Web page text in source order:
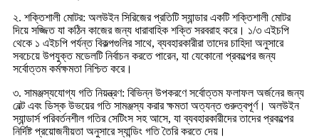
২. শক্তিশালী মোটর: অলউইন সিরিজের প্রতিটি স্যান্ডার একটি শক্তিশালী মোটর
দিয়ে সজ্জিত যা কঠিন কাজের জন্য ধারাবাহিক শক্তি সরবরাহ করে। ১/৩ এইচপি
থেকে ১ এইচপি পর্যন্ত বিকল্পগুলির সাথে, ব্যবহারকারীরা তাদের চাহিদা অনুসারে
সবচেয়ে উপযুক্ত মডেলটি নির্বাচন করতে পারেন, যা যেকোনো প্রকল্পের জন্য
সর্বোত্তম কর্মক্ষমতা নিশ্চিত করে।
৩. সামঞ্জস্যযোগ্য গতি নিয়ন্ত্রণ: বিভিন্ন উপকরণে সর্বোত্তম ফলাফল অর্জনের জন্য
বেল্ট এবং ডিস্ক উভয়ের গতি সামঞ্জস্য করার ক্ষমতা অত্যন্ত গুরুত্বপূর্ণ। অলউইন
স্যান্ডার্স পরিবর্তনশীল গতির সেটিংস সহ আসে, যা ব্যবহারকারীদের তাদের প্রকল্পের
নির্দিষ্ট প্রয়োজনীয়তা অনুসারে স্যান্ডিং গতি তৈরি করতে দেয়।